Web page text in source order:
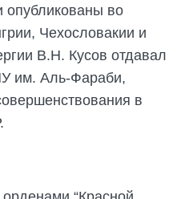
опубликованы во
Чехословакии и
В.Н. Кусов отдавал
им. Аль-Фараби,
в